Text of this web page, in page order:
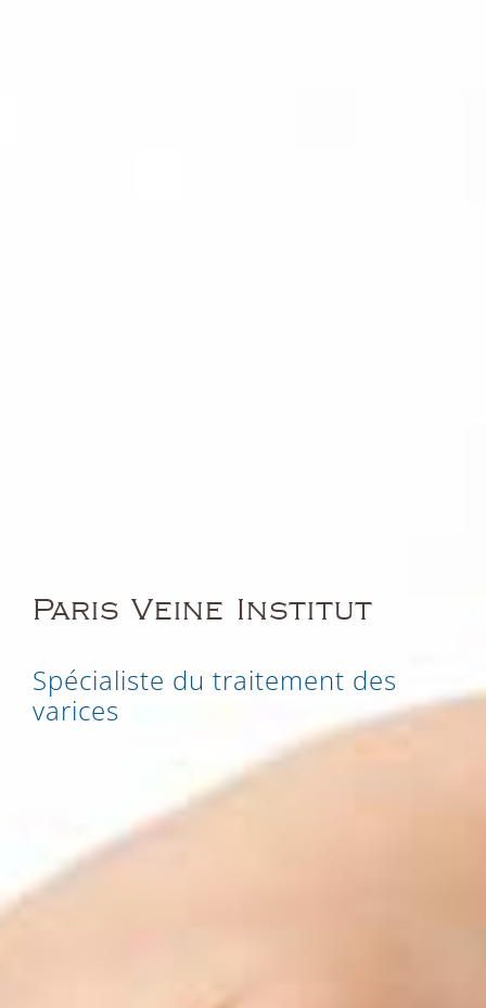
Paris Veine Institut
Spécialiste du traitement des
varices